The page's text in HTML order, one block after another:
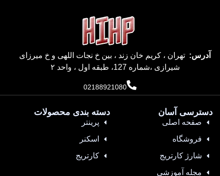
آدرس: تهران ، کریم خان زند ، بین خ نجات اللهی و خ میرزای
شیرازی ،شماره 127، طبقه اول ، واحد ۲
02188921080
دسترسی آسان
صفحه اصلی
فروشگاه
شارژ کارتریج
مجله آموزشی
دسته بندی محصولات
پرینتر
اسکنر
کارتریج